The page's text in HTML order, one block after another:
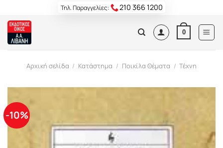
content
Τηλ. Παραγγελίες: 210 366 1200
0
Αρχική σελίδα / Κατάστημα / Ποικίλα Θέματα / Τέχνη
-10%